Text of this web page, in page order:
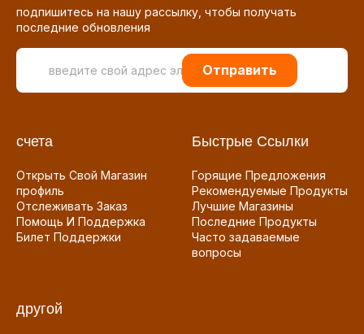
подпишитесь на нашу рассылку, чтобы получать
последние обновления
Отправить
счета
Открыть Свой Магазин
профиль
Отслеживать Заказ
Помощь И Поддержка
Билет Поддержки
Быстрые Ссылки
Горящие Предложения
Рекомендуемые Продукты
Лучшие Магазины
Последние Продукты
Часто задаваемые
вопросы
другой